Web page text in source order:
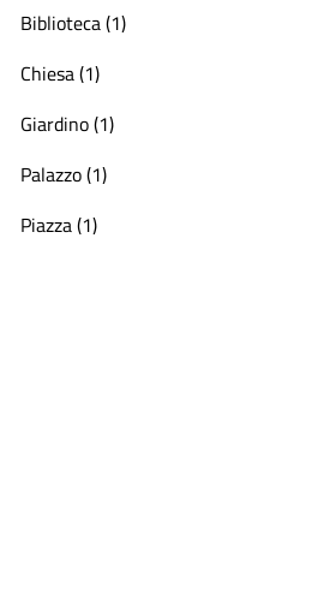
Biblioteca (1)
Chiesa (1)
Giardino (1)
Palazzo (1)
Piazza (1)